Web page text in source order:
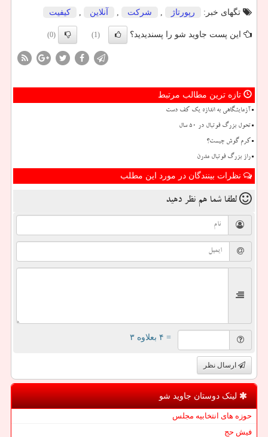
تگهای خبر:
رپورتاژ , شركت , آنلاین , كیفیت
این پست جاوید شو را پسندیدید؟ (1)
(0)
تازه ترین مطالب مرتبط
آزمایشگاهی به اندازه یک کف دست
تحول بزرگ فوتبال در ۵۰ سال
کرم گوش چیست؟
راز بزرگ فوتبال مدرن
نظرات بینندگان در مورد این مطلب
لطفا شما هم نظر دهید
= ۴ بعلاوه ۳
ارسال نظر
لینک دوستان جاوید شو
حوزه های انتخابیه مجلس
فیش حج